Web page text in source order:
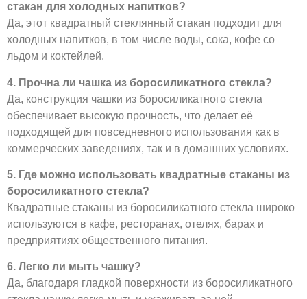
стакан для холодных напитков?
Да, этот квадратный стеклянный стакан подходит для
холодных напитков, в том числе воды, сока, кофе со
льдом и коктейлей.
4. Прочна ли чашка из боросиликатного стекла?
Да, конструкция чашки из боросиликатного стекла
обеспечивает высокую прочность, что делает её
подходящей для повседневного использования как в
коммерческих заведениях, так и в домашних условиях.
5. Где можно использовать квадратные стаканы из
боросиликатного стекла?
Квадратные стаканы из боросиликатного стекла широко
используются в кафе, ресторанах, отелях, барах и
предприятиях общественного питания.
6. Легко ли мыть чашку?
Да, благодаря гладкой поверхности из боросиликатного